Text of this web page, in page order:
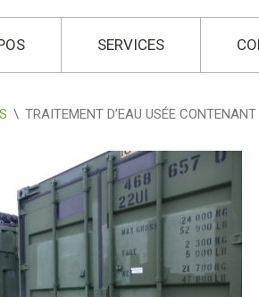
SERVICES
\ TRAITEMENT D’EAU USÉE